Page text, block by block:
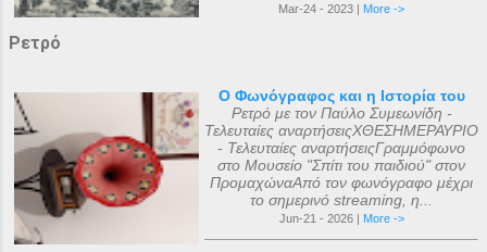
Mar-24 - 2023 | More ->
Ρετρό
Ο Φωνόγραφος και η Ιστορία του
Ρετρό με τον Παύλο Συμεωνίδη -
Τελευταίες αναρτήσειςΧΘΕΣΗΜΕΡΑΥΡΙΟ
- Τελευταίες αναρτήσειςΓραμμόφωνο
στο Μουσείο "Σπίτι του παιδιού" στον
ΠρομαχώναΑπό τον φωνόγραφο μέχρι
το σημερινό streaming, η...
Jun-21 - 2026 | More ->